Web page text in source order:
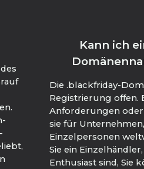
Kann ich
Die .blackfriday-
Registrierung offen.
Anforderungen oder
sie für
Einzelpersonen
Sie ein
Enthusiast sind, Sie